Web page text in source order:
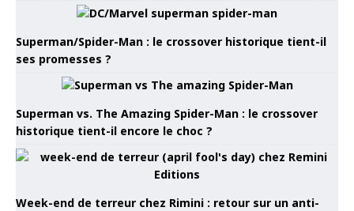
Superman/Spider-Man : le crossover historique tient-il
ses promesses ?
Superman vs. The Amazing Spider-Man : le crossover
historique tient-il encore le choc ?
Week-end de terreur chez Rimini : retour sur un anti-